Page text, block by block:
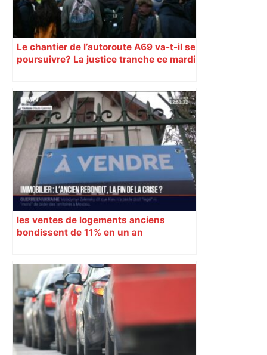
Le chantier de l’autoroute A69 va-t-il se
poursuivre? La justice tranche ce mardi
les ventes de logements anciens
bondissent de 11% en un an